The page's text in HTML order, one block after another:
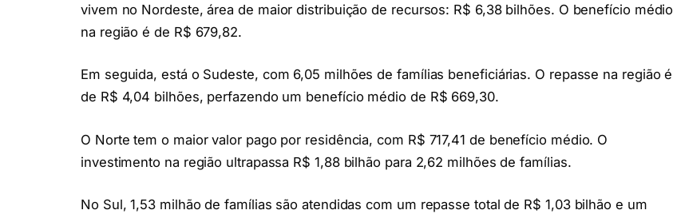
vivem no Nordeste, área de maior distribuição de recursos: R$ 6,38 bilhões. O benefício médio
na região é de R$ 679,82.
Em seguida, está o Sudeste, com 6,05 milhões de famílias beneficiárias. O repasse na região é
de R$ 4,04 bilhões, perfazendo um benefício médio de R$ 669,30.
O Norte tem o maior valor pago por residência, com R$ 717,41 de benefício médio. O
investimento na região ultrapassa R$ 1,88 bilhão para 2,62 milhões de famílias.
No Sul, 1,53 milhão de famílias são atendidas com um repasse total de R$ 1,03 bilhão e um